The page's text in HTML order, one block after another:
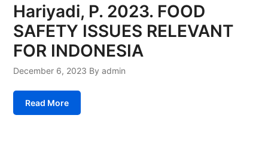
Hariyadi, P. 2023. FOOD
SAFETY ISSUES RELEVANT
FOR INDONESIA
December 6, 2023 By admin
Read More